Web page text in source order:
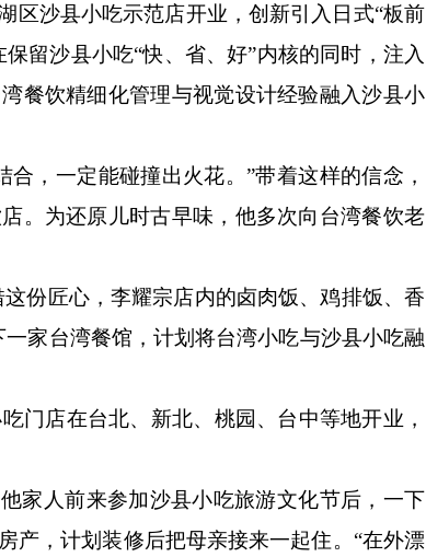
沙县小吃示范店开业，创新引入日式“板前
留沙县小吃“快、省、好”内核的同时，注入
餐饮精细化管理与视觉设计经验融入沙县小
，一定能碰撞出火花。”带着这样的信念，
。为还原儿时古早味，他多次向台湾餐饮老
份匠心，李耀宗店内的卤肉饭、鸡排饭、香
家台湾餐馆，计划将台湾小吃与沙县小吃融
店在台北、新北、桃园、台中等地开业，
人前来参加沙县小吃旅游文化节后，一下
产，计划装修后把母亲接来一起住。“在外漂